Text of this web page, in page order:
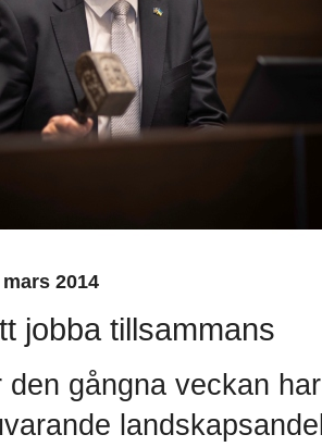
2014
jobba tillsammans
den gångna veckan